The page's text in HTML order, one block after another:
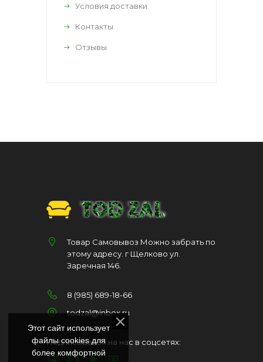
Условия доставки
Контакты
Отзывы
Товар Самовывоз Можно забрать по
этому адресу. г Щелково ул.
Заречная 146.
8 (985) 689-18-66
todzal@inbox.ru
Подписывайся на нас в соцсетях:
Этот сайт использует
файлы cookies для
более комфортной